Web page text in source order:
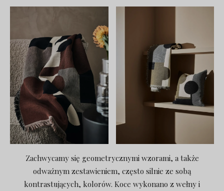
Zachwycamy się geometrycznymi wzorami, a także
odważnym zestawieniem, często silnie ze sobą
kontrastujących, kolorów. Koce wykonano z wełny i